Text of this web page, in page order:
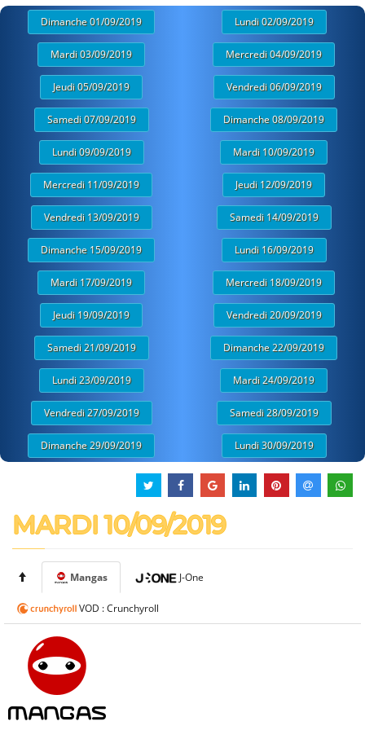
Dimanche 01/09/2019 Lundi 02/09/2019
Mardi 03/09/2019 Mercredi 04/09/2019
Jeudi 05/09/2019 Vendredi 06/09/2019
Samedi 07/09/2019 Dimanche 08/09/2019
Lundi 09/09/2019 Mardi 10/09/2019
Mercredi 11/09/2019 Jeudi 12/09/2019
Vendredi 13/09/2019 Samedi 14/09/2019
Dimanche 15/09/2019 Lundi 16/09/2019
Mardi 17/09/2019 Mercredi 18/09/2019
Jeudi 19/09/2019 Vendredi 20/09/2019
Samedi 21/09/2019 Dimanche 22/09/2019
Lundi 23/09/2019 Mardi 24/09/2019
Vendredi 27/09/2019 Samedi 28/09/2019
Dimanche 29/09/2019 Lundi 30/09/2019
MARDI 10/09/2019
Mangas J-One
VOD : Crunchyroll